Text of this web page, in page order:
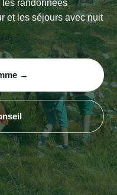
randonnées
et les séjours avec nuit
→